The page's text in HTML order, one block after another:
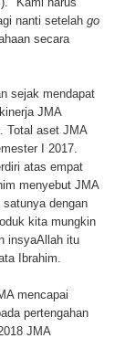
nanti setelah go
secara
sejak mendapat
JMA
Total aset JMA
I 2017.
atas empat
menyebut JMA
dengan
kita mungkin
insyaAllah itu
Ibrahim.
mencapai
pertengahan
JMA